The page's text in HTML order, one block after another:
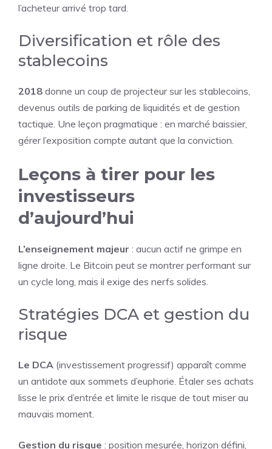
l’acheteur arrivé trop tard.
Diversification et rôle des
stablecoins
2018 donne un coup de projecteur sur les stablecoins,
devenus outils de parking de liquidités et de gestion
tactique. Une leçon pragmatique : en marché baissier,
gérer l’exposition compte autant que la conviction.
Leçons à tirer pour les
investisseurs
d’aujourd’hui
L’enseignement majeur : aucun actif ne grimpe en
ligne droite. Le Bitcoin peut se montrer performant sur
un cycle long, mais il exige des nerfs solides.
Stratégies DCA et gestion du
risque
Le DCA (investissement progressif) apparaît comme
un antidote aux sommets d’euphorie. Étaler ses achats
lisse le prix d’entrée et limite le risque de tout miser au
mauvais moment.
Gestion du risque : position mesurée, horizon défini,